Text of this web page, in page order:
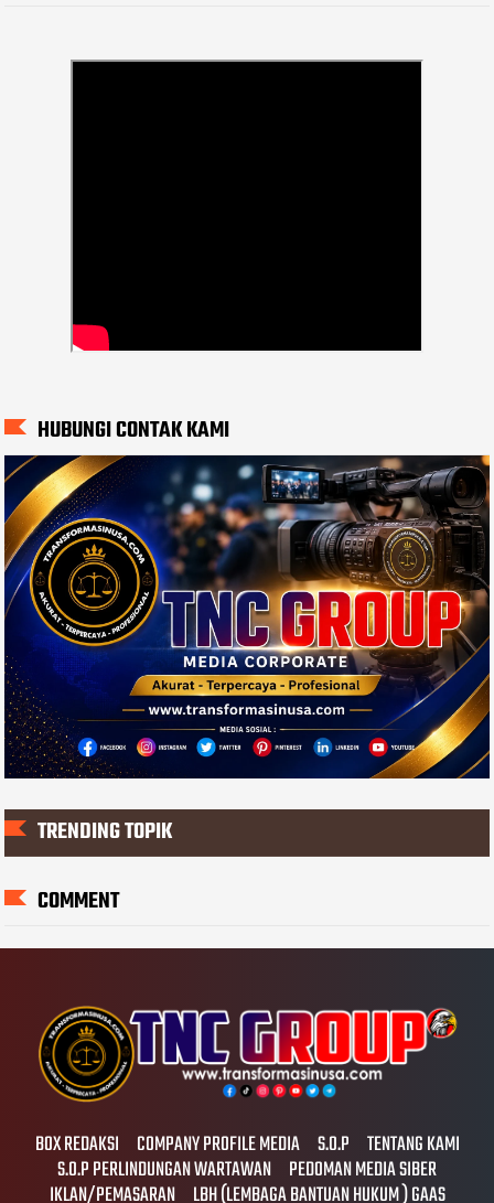
HUBUNGI CONTAK KAMI
TRENDING TOPIK
COMMENT
BOX REDAKSI COMPANY PROFILE MEDIA S.O.P TENTANG KAMI
S.O.P PERLINDUNGAN WARTAWAN PEDOMAN MEDIA SIBER
IKLAN/PEMASARAN LBH (LEMBAGA BANTUAN HUKUM ) GAAS